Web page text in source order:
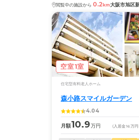
閲覧中の施設から 0.2km大阪市旭区
空室1室
住宅型有料老人ホーム
森小路スマイルガーデン
4.04
月額10.9万円 (入居金16万円